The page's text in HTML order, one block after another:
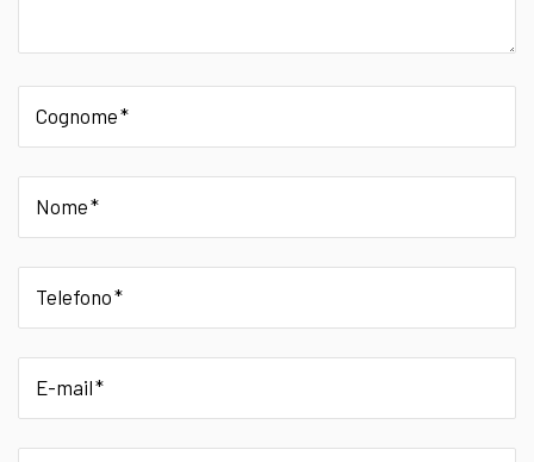
Cognome
Nome
Telefono
E-mail